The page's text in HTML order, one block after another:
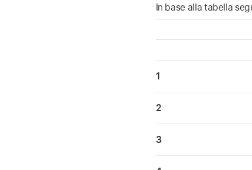
In base alla tabella
1
2
3